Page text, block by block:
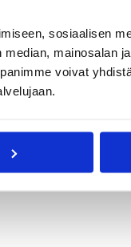
sosiaalisen
mainosalan
voivat